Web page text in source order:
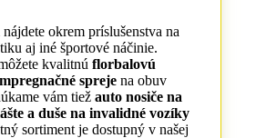
okrem príslušenstva na
aj iné športové náčinie.
kvalitnú florbalovú
spreje na obuv
vám tiež auto nosiče na
a duše na invalidné vozíky
sortiment je dostupný v našej